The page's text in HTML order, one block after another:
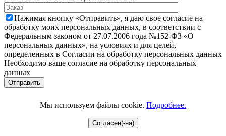
Нажимая кнопку «Отправить», я даю свое согласие на
обработку моих персональных данных, в соответствии с
Федеральным законом от 27.07.2006 года №152-ФЗ «О
персональных данных», на условиях и для целей,
определенных в Согласии на обработку персональных данных
Необходимо ваше согласие на обработку персональных
данных
Мы используем файлы cookie. Подробнее.
Согласен(-на)